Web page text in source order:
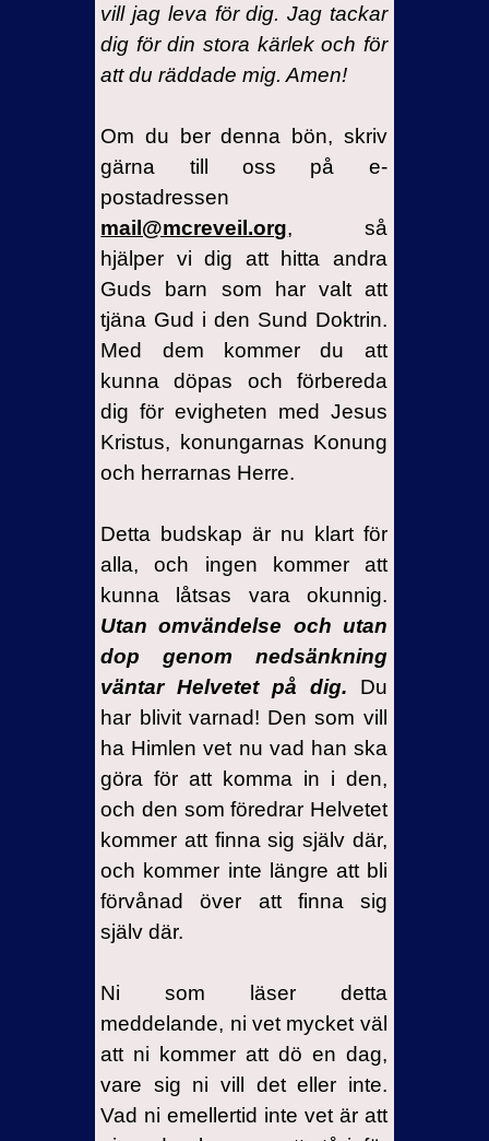
vill jag leva för dig. Jag tackar
dig för din stora kärlek och för
att du räddade mig. Amen!
Om du ber denna bön, skriv
gärna till oss på e-
postadressen
mail@mcreveil.org, så
hjälper vi dig att hitta andra
Guds barn som har valt att
tjäna Gud i den Sund Doktrin.
Med dem kommer du att
kunna döpas och förbereda
dig för evigheten med Jesus
Kristus, konungarnas Konung
och herrarnas Herre.
Detta budskap är nu klart för
alla, och ingen kommer att
kunna låtsas vara okunnig.
Utan omvändelse och utan
dop genom nedsänkning
väntar Helvetet på dig. Du
har blivit varnad! Den som vill
ha Himlen vet nu vad han ska
göra för att komma in i den,
och den som föredrar Helvetet
kommer att finna sig själv där,
och kommer inte längre att bli
förvånad över att finna sig
själv där.
Ni som läser detta
meddelande, ni vet mycket väl
att ni kommer att dö en dag,
vare sig ni vill det eller inte.
Vad ni emellertid inte vet är att